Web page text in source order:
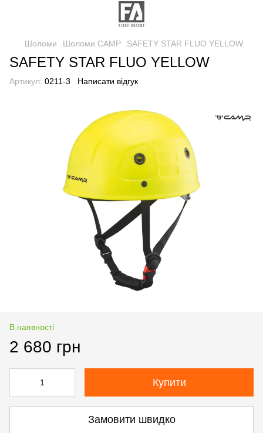
Шоломи Шоломи CAMP SAFETY STAR FLUO YELLOW
SAFETY STAR FLUO YELLOW
Артикул: 0211-3 Написати відгук
В наявності
2 680 грн
Купити
Замовити швидко